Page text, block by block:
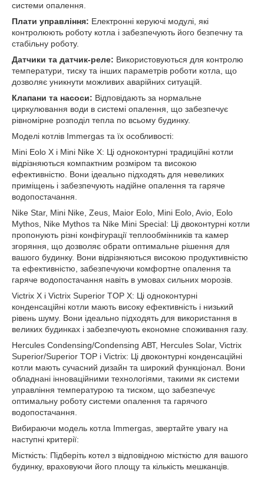
системи опалення.
Плати управління: Електронні керуючі модулі, які
контролюють роботу котла і забезпечують його безпечну та
стабільну роботу.
Датчики та датчик-реле: Використовуються для контролю
температури, тиску та інших параметрів роботи котла, що
дозволяє уникнути можливих аварійних ситуацій.
Клапани та насоси: Відповідають за нормальне
циркулювання води в системі опалення, що забезпечує
рівномірне розподіл тепла по всьому будинку.
Моделі котлів Immergas та їх особливості:
Mini Eolo X і Mini Nike X: Ці одноконтурні традиційні котли
відрізняються компактним розміром та високою
ефективністю. Вони ідеально підходять для невеликих
приміщень і забезпечують надійне опалення та гаряче
водопостачання.
Nike Star, Mini Nike, Zeus, Maior Eolo, Mini Eolo, Avio, Eolo
Mythos, Nike Mythos та Nike Mini Special: Ці двоконтурні котли
пропонують різні конфігурації теплообмінників та камер
згоряння, що дозволяє обрати оптимальне рішення для
вашого будинку. Вони відрізняються високою продуктивністю
та ефективністю, забезпечуючи комфортне опалення та
гаряче водопостачання навіть в умовах сильних морозів.
Victrix Х і Victrix Superior TOP Х: Ці одноконтурні
конденсаційні котли мають високу ефективність і низький
рівень шуму. Вони ідеально підходять для використання в
великих будинках і забезпечують економне споживання газу.
Hercules Condensing/Condensing АВТ, Hercules Solar, Victrix
Superior/Superior TOP і Victrix: Ці двоконтурні конденсаційні
котли мають сучасний дизайн та широкий функціонал. Вони
обладнані інноваційними технологіями, такими як системи
управління температурою та тиском, що забезпечує
оптимальну роботу системи опалення та гарячого
водопостачання.
Вибираючи модель котла Immergas, звертайте увагу на
наступні критерії:
Місткість: Підберіть котел з відповідною місткістю для вашого
будинку, враховуючи його площу та кількість мешканців.